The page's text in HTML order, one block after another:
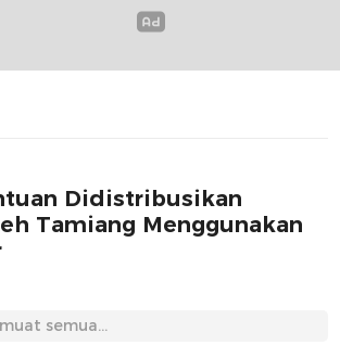
Didistribusikan
Tamiang Menggunakan
semua...